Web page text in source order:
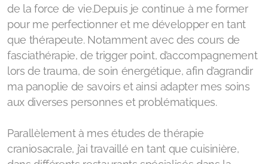
de la force de vie.Depuis je continue à me former
pour me perfectionner et me développer en tant
que thérapeute. Notamment avec des cours de
fasciathérapie, de trigger point, d’accompagnement
lors de trauma, de soin énergétique, afin d’agrandir
ma panoplie de savoirs et ainsi adapter mes soins
aux diverses personnes et problématiques.
Parallèlement à mes études de thérapie
craniosacrale, j’ai travaillé en tant que cuisinière,